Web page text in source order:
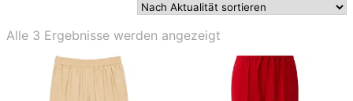
Alle 3 Ergebnisse werden angezeigt
sortiert